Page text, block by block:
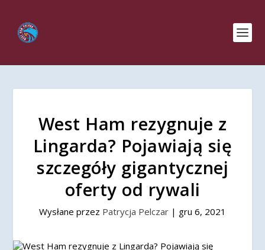
West Ham rezygnuje z
Lingarda? Pojawiają się
szczegóły gigantycznej
oferty od rywali
Wysłane przez Patrycja Pelczar | gru 6, 2021